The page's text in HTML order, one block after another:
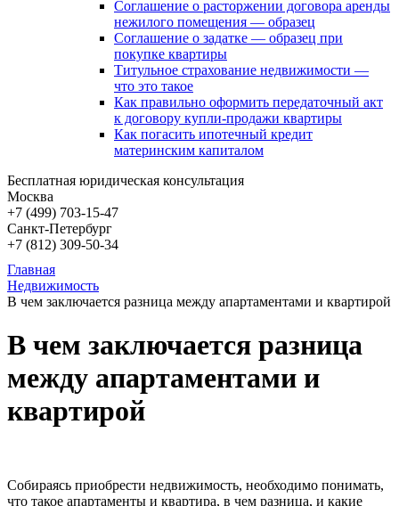
Соглашение о расторжении договора аренды
нежилого помещения — образец
Соглашение о задатке — образец при
покупке квартиры
Титульное страхование недвижимости —
что это такое
Как правильно оформить передаточный акт
к договору купли-продажи квартиры
Как погасить ипотечный кредит
материнским капиталом
Бесплатная юридическая консультация
Москва
+7 (499) 703-15-47
Санкт-Петербург
+7 (812) 309-50-34
Главная
Недвижимость
В чем заключается разница между апартаментами и квартирой
В чем заключается разница
между апартаментами и
квартирой
Собираясь приобрести недвижимость, необходимо понимать,
что такое апартаменты и квартира, в чем разница, и какие